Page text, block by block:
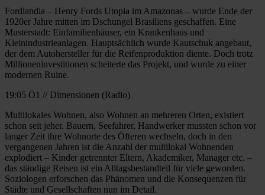
Fordlandia – Henry Fords Utopia im Amazonas – wurde Ende der
1920er Jahre mitten im Dschungel Brasiliens geschaffen. Eine
Musterstadt: Einfamilienhäuser, ein Krankenhaus und
Kleinindustrieanlagen. Hauptsächlich wurde Kautschuk angebaut,
der dem Autohersteller für die Reifenproduktion diente. Doch trotz
Millioneninvestitionen scheiterte das Projekt, und wurde zu einer
modernen Ruine.
19:05 Ö1 // Dimensionen (Radio)
Multilokales Wohnen, also Wohnen an mehreren Orten, existiert
schon seit jeher. Bauern, Seefahrer, Handwerker mussten schon vor
langer Zeit ihre Wohnorte des Öfteren wechseln, doch in den
vergangenen Jahren ist die Anzahl der multilokal Wohnenden
explodiert – Kinder getrennter Eltern, Akademiker, Manager etc. –
das ständige Reisen ist ein Alltagsbestandteil für viele geworden.
Soziologen erforschen das Phänomen und die Konsequenzen für
Städte und Gesellschaften nun im Detail.